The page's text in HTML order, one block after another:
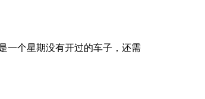
一个星期没有开过的车子，还需